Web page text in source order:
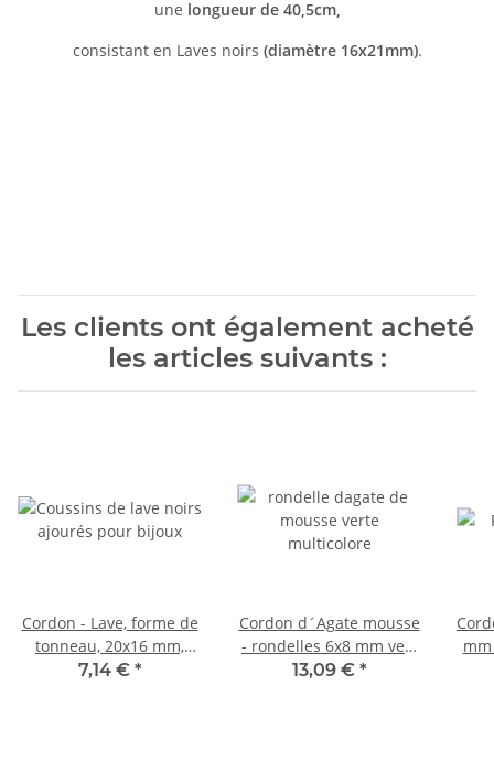
une longueur de 40,5cm,
consistant en Laves noirs (diamètre 16x21mm).
Les clients ont également acheté
les articles suivants :
Cordon - Lave, forme de
tonneau, 20x16 mm,
noir, 38,5 cm /5120
7,14 € *
Cordon d´Agate mousse
- rondelles 6x8 mm vert
multicolore, longueur 38
13,09 € *